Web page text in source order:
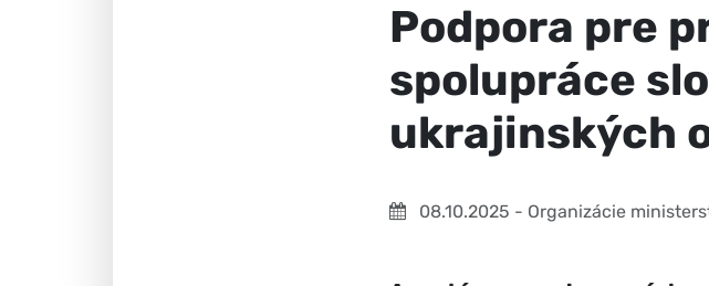
Podpora pre
spolupráce
ukrajinských
08.10.2025 - Organizácie